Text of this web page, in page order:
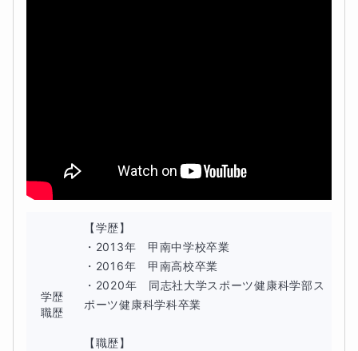
学歴
職歴
【学歴】
・2013年　甲南中学校卒業
・2016年　甲南高校卒業
・2020年　同志社大学スポーツ健康科学部ス
ポーツ健康科学科卒業
【職歴】